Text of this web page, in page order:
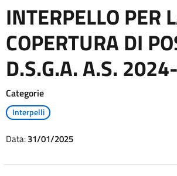
INTERPELLO PER
COPERTURA DI
D.S.G.A. A.S.
Categorie
Interpelli
Data:31/01/2025